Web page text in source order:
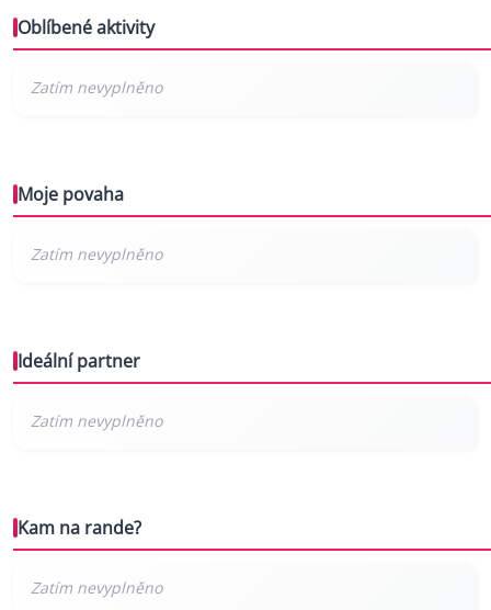
Oblíbené aktivity
Moje povaha
Ideální partner
Kam na rande?